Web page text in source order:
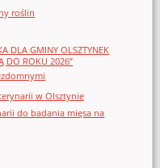
roślin
DLA GMINY OLSZTYNEK
DO ROKU 2026”
w Olsztynie
do badania mięsa na